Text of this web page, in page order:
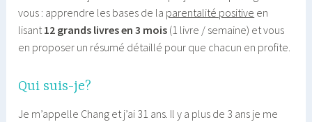
vous : apprendre les bases de la parentalité positive en
lisant12 grands livres en 3 mois (1 livre / semaine) et vous
en proposer un résumé détaillé pour que chacun en profite.
Qui suis-je?
Je m’appelle Chang et j’ai 31 ans. Il y a plus de 3 ans je me